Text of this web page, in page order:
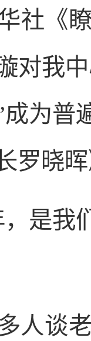
《瞭
对我
成为
罗晓
我们
谈老